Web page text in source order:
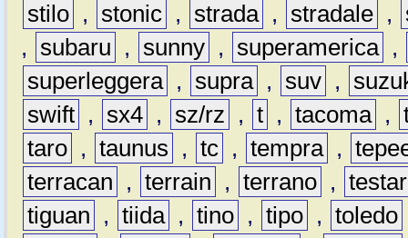
stilo , stonic , strada , stradale ,
,
subaru , sunny , superamerica ,
superleggera , supra , suv ,
swift , sx4 , sz/rz , t , tacoma ,
taro , taunus , tc , tempra ,
terracan
, terrain , terrano ,
tiguan
, tiida , tino , tipo , toledo